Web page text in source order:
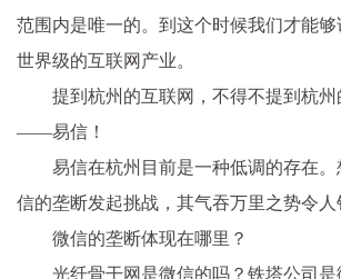
范围内是唯一的。到这个时候我们才能
世界级的互联网产业。
提到杭州的互联网，不得不提到杭州
——易信！
易信在杭州目前是一种低调的存在
信的垄断发起挑战，其气吞万里之势令人
微信的垄断体现在哪里？
光纤骨干网是微信的吗？铁塔公司是